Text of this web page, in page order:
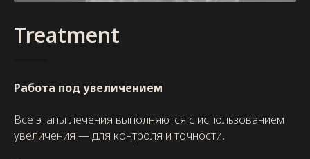
Treatment
Работа под увеличением
Все этапы лечения выполняются с использованием
увеличения — для контроля и точности.